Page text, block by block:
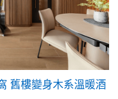
舊樓變身木系溫暖酒